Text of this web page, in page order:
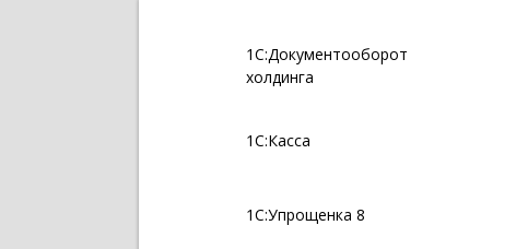
1С:Документооборот
холдинга
1С:Касса
1С:Упрощенка 8